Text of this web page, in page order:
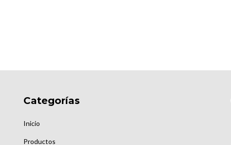
Categorías
Inicio
Productos